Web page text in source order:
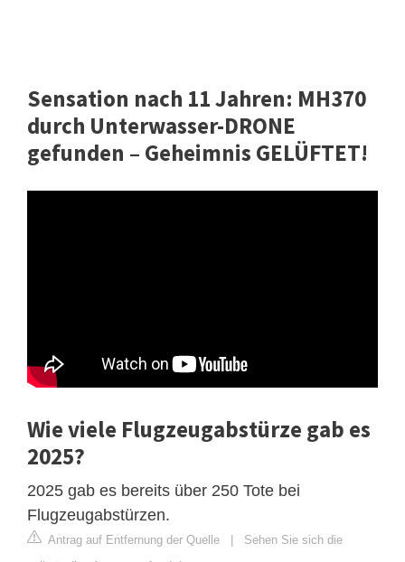
Sensation nach 11 Jahren: MH370
durch Unterwasser-DRONE
gefunden – Geheimnis GELÜFTET!
Wie viele Flugzeugabstürze gab es
2025?
2025 gab es bereits über 250 Tote bei
Flugzeugabstürzen.
Antrag auf Entfernung der Quelle | Sehen Sie sich die